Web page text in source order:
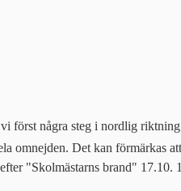
först några steg i nordlig
omnejden. Det kan förmärkas
"Skolmästarns brand"